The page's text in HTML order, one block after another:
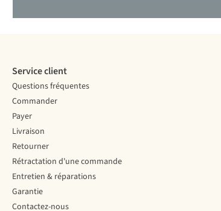
Service client
Questions fréquentes
Commander
Payer
Livraison
Retourner
Rétractation d'une commande
Entretien & réparations
Garantie
Contactez-nous